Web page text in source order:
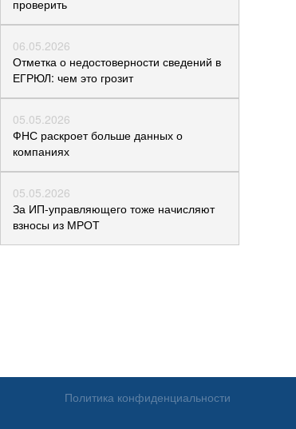
проверить
06.05.2026
Отметка о недостоверности сведений в
ЕГРЮЛ: чем это грозит
05.05.2026
ФНС раскроет больше данных о
компаниях
05.05.2026
За ИП-управляющего тоже начисляют
взносы из МРОТ
Политика конфиденциальности